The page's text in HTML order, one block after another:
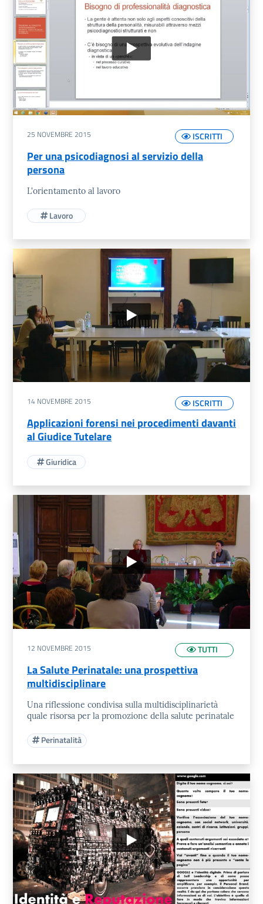
ISCRITTI
25 NOVEMBRE 2015
Per una psicodiagnosi al servizio della
persona
L'orientamento al lavoro
Lavoro
ISCRITTI
14 NOVEMBRE 2015
Applicazioni forensi nei procedimenti davanti
al Giudice Tutelare
Giuridica
TUTTI
12 NOVEMBRE 2015
La Salute Perinatale: una prospettiva
multidisciplinare
Una riflessione condivisa sulla multidisciplinarietà
quale risorsa per la promozione della salute perinatale
Perinatalità